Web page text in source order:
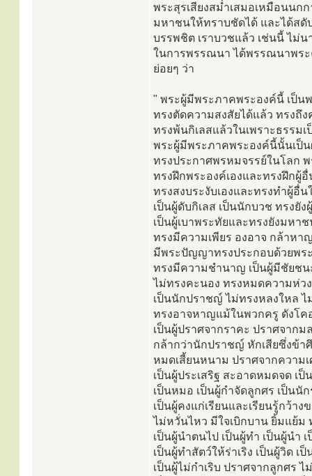
พระสุรเสียงสม่ำเสมอเหมือนนก
มหาชนให้ทราบชัดได้ และได้สดั
บรรพชิต เราบวชแล้ว เช่นนี้ ไม่
ในการพรรณนา ได้พรรณนาพร
ย่อยๆ ว่า
" พระผู้มีพระภาคพระองค์นี้ เป็
ทรงตัดความสงสัยได้แล้ว ทรงถึ
ทรงพ้นกิเลสแล้วในเพราะธรรม
พระผู้มีพระภาคพระองค์นี้นั้นเป็น
ทรงประกาศพรหมจรรย์ในโลก
ทรงฝึกพระองค์เองและทรงฝึกผู้อื่
ทรงสงบระงับเองและทรงทำผู้อื่น
เป็นผู้ดับกิเลส เป็นนักบวช ทรงยัง
เป็นผู้เบาพระทัยและทรงยังมหาช
ทรงมีความเพียร องอาจ กล้าหา
มีพระปัญญาทรงประกอบด้วยพร
ทรงมีความชำนาญ เป็นผู้มีชัยชน
ไม่ทรงคะนอง ทรงหมดความห่ว
เป็นนักปราชญ์ ไม่ทรงหลงใหล
ทรงอาจหาญแม้ในพวกครู ดังโค
เป็นผู้ปราศจากราคะ ปราศจาก
กล้ากว่านักปราชญ์ หักเสียซึ่งข้า
หมดเสี้ยนหนาม ปราศจากความ
เป็นผู้ประเสริฐ สะอาดหมดจด เ
เป็นหมอ เป็นผู้กำจัดลูกศร เป็นนัก
เป็นผู้คงแก่เรียนและเรียนรู้กว้าง
ไม่หวั่นไหว มีใจเบิกบาน ยิ้มแย้ม
เป็นผู้นำตนไป เป็นผู้ทำ เป็นผู้นำ
เป็นผู้ทำสัตว์ให้ร่าเริง เป็นผู้วิด เ
เป็นผู้ไม่กำเริบ ปราศจากลูกศร